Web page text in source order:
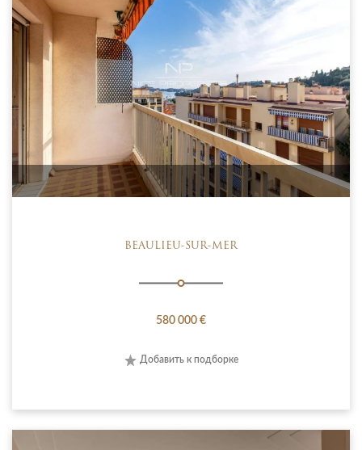
BEAULIEU-SUR-MER
580 000 €
Добавить к подборке